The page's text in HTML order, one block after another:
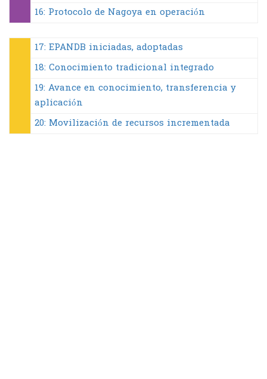
16: Protocolo de Nagoya en operación
17: EPANDB iniciadas, adoptadas
18: Conocimiento tradicional integrado
19: Avance en conocimiento, transferencia y
aplicación
20: Movilización de recursos incrementada